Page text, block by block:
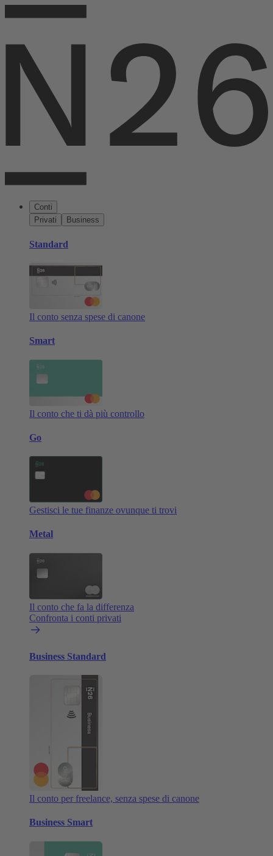
Conti
Privati
Business
Standard
Il conto senza spese di canone
Smart
Il conto che ti dà più controllo
Go
Gestisci le tue finanze ovunque ti trovi
Metal
Il conto che fa la differenza
Confronta i conti privati
Business Standard
Il conto per freelance, senza spese di canone
Business Smart